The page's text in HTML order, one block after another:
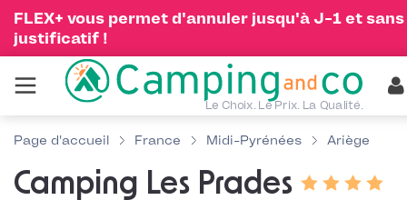
FLEX+ vous permet d'annuler jusqu'à J-1 et sans
justificatif !
Le Choix. Le Prix. La Qualité.
Page d'accueil France Midi-Pyrénées Ariège
Camping Les Prades